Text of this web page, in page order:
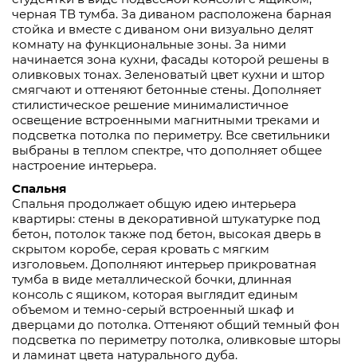
черная ТВ тумба. За диваном расположена барная
стойка и вместе с диваном они визуально делят
комнату на функциональные зоны. За ними
начинается зона кухни, фасады которой решены в
оливковых тонах. Зеленоватый цвет кухни и штор
смягчают и оттеняют бетонные стены. Дополняет
стилистическое решение минималистичное
освещение встроенными магнитными треками и
подсветка потолка по периметру. Все светильники
выбраны в теплом спектре, что дополняет общее
настроение интерьера.
Спальня
Спальня продолжает общую идею интерьера
квартиры: стены в декоративной штукатурке под
бетон, потолок также под бетон, высокая дверь в
скрытом коробе, серая кровать с мягким
изголовьем. Дополняют интерьер прикроватная
тумба в виде металлической бочки, длинная
консоль с ящиком, которая выглядит единым
объемом и темно-серый встроенный шкаф и
дверцами до потолка. Оттеняют общий темный фон
подсветка по периметру потолка, оливковые шторы
и ламинат цвета натурального дуба.